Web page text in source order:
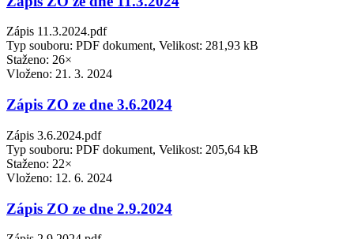
Zápis 11.3.2024.pdf
Typ souboru: PDF dokument, Velikost: 281,93 kB
Staženo: 26×
Vloženo: 21. 3. 2024
Zápis ZO ze dne 3.6.2024
Zápis 3.6.2024.pdf
Typ souboru: PDF dokument, Velikost: 205,64 kB
Staženo: 22×
Vloženo: 12. 6. 2024
Zápis ZO ze dne 2.9.2024